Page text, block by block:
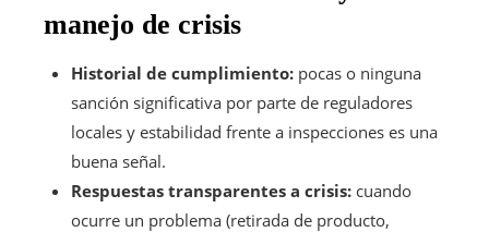
manejo de crisis
Historial de cumplimiento: pocas o ninguna
sanción significativa por parte de reguladores
locales y estabilidad frente a inspecciones es una
buena señal.
Respuestas transparentes a crisis: cuando
ocurre un problema (retirada de producto,